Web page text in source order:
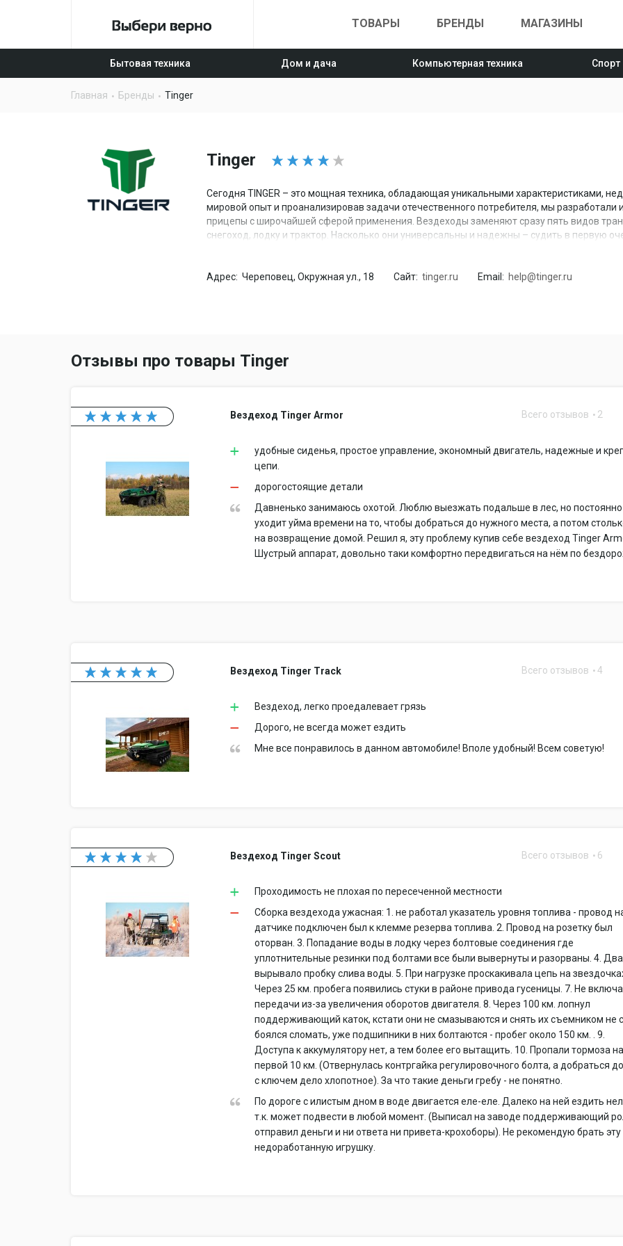
ТОВАРЫ БРЕНДЫ МАГАЗИНЫ
Бытовая техника Дом и дача Компьютерная техника Спорт
Главная Бренды Tinger
Tinger
Сегодня TINGER – это мощная техника, обладающая уникальными характеристиками,
мировой опыт и проанализировав задачи отечественного потребителя, мы
прицепы с широчайшей сферой применения. Вездеходы заменяют сразу пять видов
снегоход, лодку и трактор. Насколько они универсальны и надежны – судить в первую
разработкам отечественных специалистов.
производимой под брендом TINGER - это результат мнений, пожеланий и рекомендаций
Компании TINGER присвоен международный сертификат соответствия системы
Адрес: Череповец, Окружная ул., 18 Сайт: tinger.ru Email: help@tinger.ru
Отзывы про товары Tinger
Вездеход Tinger Armor Всего отзывов 2
удобные сиденья, простое управление, экономный двигатель, надежные и
цепи.
дорогостоящие детали
Давненько занимаюсь охотой. Люблю выезжать подальше в лес, но постоянно
уходит уйма времени на то, чтобы добраться до нужного места, а потом
на возвращение домой. Решил я, эту проблему купив себе вездеход Tinger
Шустрый аппарат, довольно таки комфортно передвигаться на нём по
Вездеход Tinger Track Всего отзывов 4
Вездеход, легко проедалевает грязь
Дорого, не всегда может ездить
Мне все понравилось в данном автомобиле! Вполе удобный! Всем советую!
Вездеход Tinger Scout Всего отзывов 6
Проходимость не плохая по пересеченной местности
Сборка вездехода ужасная: 1. не работал указатель уровня топлива - провод
датчике подключен был к клемме резерва топлива. 2. Провод на розетку был
оторван. 3. Попадание воды в лодку через болтовые соединения где
уплотнительные резинки под болтами все были вывернуты и разорваны. 4.
вырывало пробку слива воды. 5. При нагрузке проскакивала цепь на
Через 25 км. пробега появились стуки в районе привода гусеницы. 7. Не
передачи из-за увеличения оборотов двигателя. 8. Через 100 км. лопнул
поддерживающий каток, кстати они не смазываются и снять их съемником не
боялся сломать, уже подшипники в них болтаются - пробег около 150 км. . 9.
Доступа к аккумулятору нет, а тем более его вытащить. 10. Пропали тормоза
первой 10 км. (Отвернулась контргайка регулировочного болта, а добраться
с ключем дело хлопотное). За что такие деньги гребу - не понятно.
По дороге с илистым дном в воде двигается еле-еле. Далеко на ней ездить
т.к. может подвести в любой момент. (Выписал на заводе поддерживающий
отправил деньги и ни ответа ни привета-крохоборы). Не рекомендую брать эту
недоработанную игрушку.